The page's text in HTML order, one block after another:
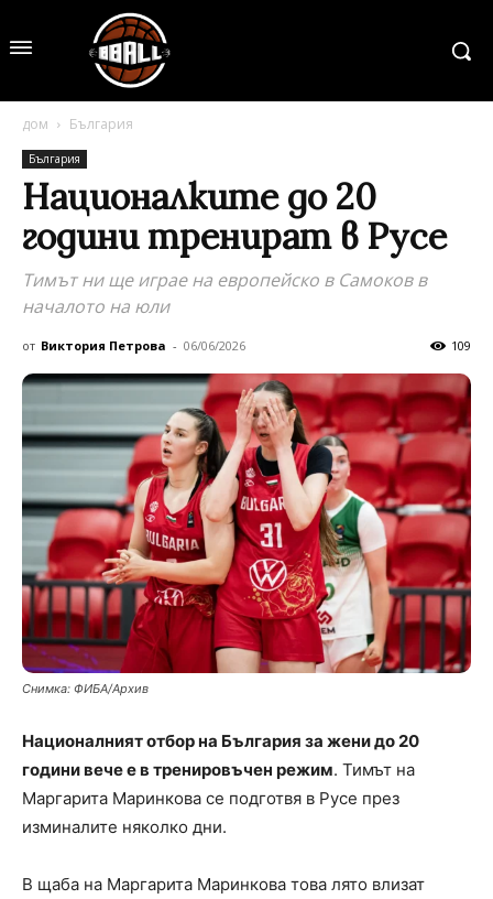
дом България
България
Националките до 20
години тренират в Русе
Тимът ни ще играе на европейско в Самоков в
началото на юли
от Виктория Петрова - 06/06/2026 109
Снимка: ФИБА/Архив
Националният отбор на България за жени до 20
години вече е в тренировъчен режим. Тимът на
Маргарита Маринкова се подготвя в Русе през
изминалите няколко дни.
В щаба на Маргарита Маринкова това лято влизат